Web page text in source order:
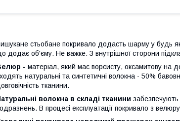
стьобане покривало додасть шарму у будь
додає об'єму. Не важке. З внутрішної сторони
- матеріал, який має ворсисту, оксамитову на
натуральні та синтетичні волокна - 50%
тканини.
волокна в складі тканини забезпечують
В процесі експлуатації покривало з